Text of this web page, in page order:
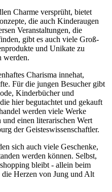
Charme versprüht, bietet
die auch Kinderaugen
Veranstaltungen, die
gibt es auch viele Groß-
und Unikate zu
werden.
Charisma innehat,
Für die jungen Besucher gibt
Kinderbücher und
hier begutachtet und gekauft
werden viele Werke
einen literarischen Wert
der Geisteswissenschaftler.
sich auch viele Geschenke,
werden können. Selbst,
bleibt - allein beim
die Herzen von Jung und Alt